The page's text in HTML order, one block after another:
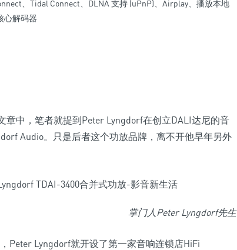
、Tidal Connect、DLNA 支持 (uPnP)、Airplay、播放本地
心解码器
章中，笔者就提到Peter Lyngdorf在创立DALI达尼的音
Audio。只是后者这个功放品牌，离不开他早年另外
掌门人Peter Lyngdorf先生
Peter Lyngdorf就开设了第一家音响连锁店HiFi